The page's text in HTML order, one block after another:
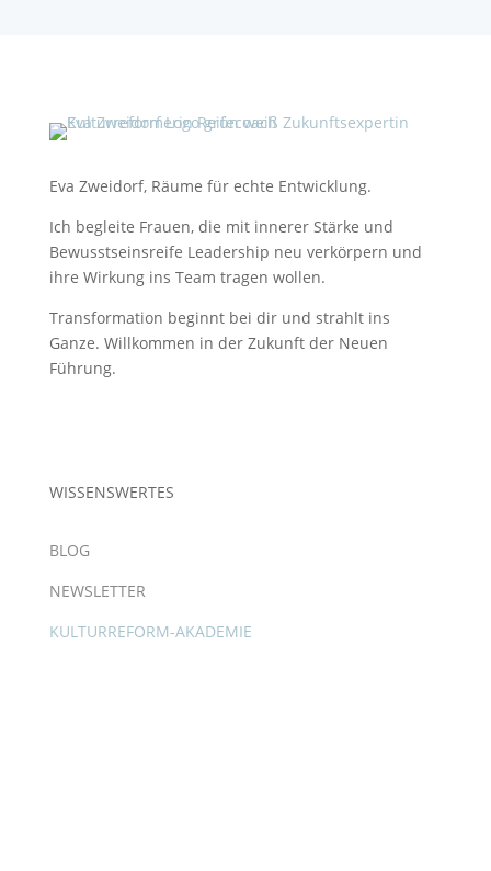
Eva Zweidorf, Räume für echte Entwicklung.
Ich begleite Frauen, die mit innerer Stärke und
Bewusstseinsreife Leadership neu verkörpern und
ihre Wirkung ins Team tragen wollen.
Transformation beginnt bei dir und strahlt ins
Ganze. Willkommen in der Zukunft der Neuen
Führung.
WISSENSWERTES
BLOG
NEWSLETTER
KULTURREFORM-AKADEMIE